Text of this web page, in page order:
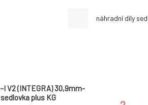
náhradní díly
I V2 (INTEGRA) 30,9mm-
plus KG